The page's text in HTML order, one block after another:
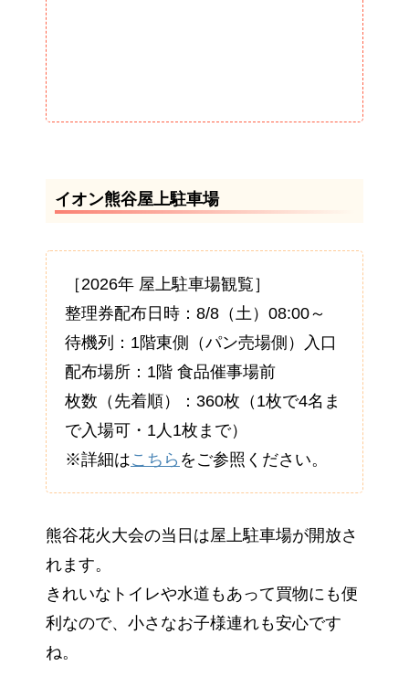
イオン熊谷屋上駐車場
［2026年 屋上駐車場観覧］
整理券配布日時：8/8（土）08:00～
待機列：1階東側（パン売場側）入口
配布場所：1階 食品催事場前
枚数（先着順）：360枚（1枚で4名ま
で入場可・1人1枚まで）
※詳細はこちら をご参照ください。
熊谷花火大会の当日は屋上駐車場が開放さ
れます。
きれいなトイレや水道もあって買物にも便
利なので、小さなお子様連れも安心です
ね。